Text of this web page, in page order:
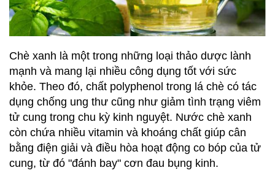
Chè xanh là một trong những loại thảo dược lành
mạnh và mang lại nhiều công dụng tốt với sức
khỏe. Theo đó, chất polyphenol trong lá chè có tác
dụng chống ung thư cũng như giảm tình trạng viêm
tử cung trong chu kỳ kinh nguyệt. Nước chè xanh
còn chứa nhiều vitamin và khoáng chất giúp cân
bằng điện giải và điều hòa hoạt động co bóp của tử
cung, từ đó "đánh bay" cơn đau bụng kinh.